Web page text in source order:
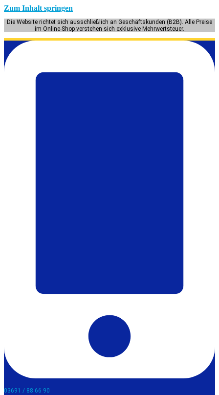
Zum Inhalt springen
Die Website richtet sich ausschließlich an Geschäftskunden (B2B). Alle Preise
im Online-Shop verstehen sich exklusive Mehrwertsteuer.
03691 / 88 66 90​